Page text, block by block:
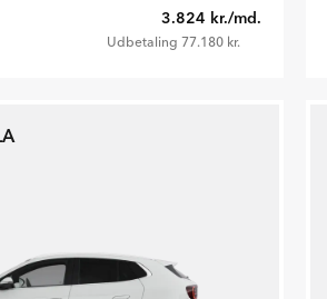
3.824 kr./md.
Udbetaling 77.180 kr.